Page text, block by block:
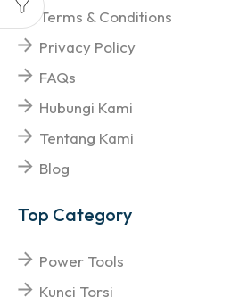
Terms & Conditions
Privacy Policy
FAQs
Hubungi Kami
Tentang Kami
Blog
Top Category
Power Tools
Kunci Torsi